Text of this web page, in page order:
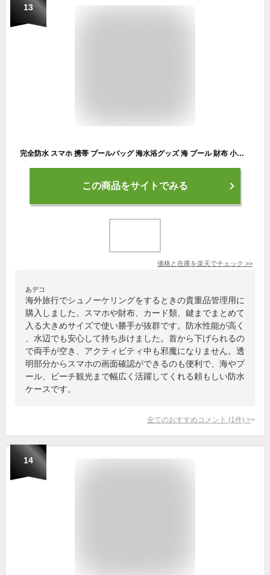
13
完全防水 スマホ 携帯 プールバッグ 海水浴グッズ 海 プール 財布 小物入れ 鍵 大きめ 大型 黒 UMIHIME 海姫
この商品をサイトでみる
価格と在庫を楽天でチェック >>
あデコ
海外旅行でシュノーケリングをするときの貴重品管理用に
購入しました。スマホや財布、カード類、鍵までまとめて
入る大きめサイズで使い勝手が抜群です。防水性能が高く
、水辺でも安心して持ち歩けました。首から下げられるの
で両手が空き、アクティビティ中も邪魔になりません。透
明部分からスマホの画面確認ができるのも便利で、海やプ
ール、ビーチ観光まで幅広く活躍してくれる頼もしい防水
ケースです。
全てのおすすめコメント (1 件) >
14